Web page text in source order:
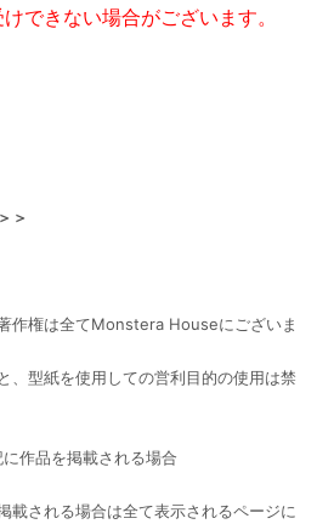
できない場合がございます。
＞
作権は全てMonstera Houseにございま
、型紙を使用しての営利目的の使用は禁
作品を掲載される場合
載される場合は全て表示されるページに